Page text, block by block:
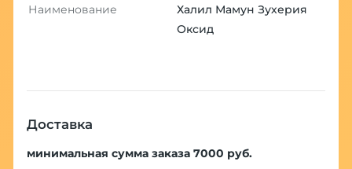
Наименование
Халил Мамун Зухерия
Оксид
Доставка
минимальная сумма заказа 7000 руб.